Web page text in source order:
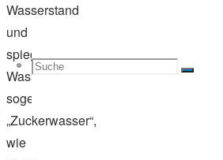
Suche
Suchen
Suche
Wasserstand
und
spiegelglattem
Wasser,
sogenanntem
„Zuckerwasser“,
wie